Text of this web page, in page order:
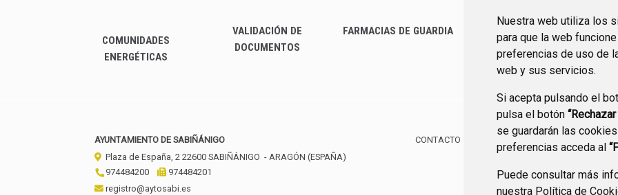
Nuestra web utiliza los
para que la web
preferencias de uso de
web y sus servicios.
Si acepta pulsando el
pulsa el botón
se guardarán las
preferencias acceda al
Puede consultar más
nuestra Política de
COMUNIDADES
ENERGÉTICAS
VALIDACIÓN DE
DOCUMENTOS
FARMACIAS DE GUARDIA
CANAL YOUTUBE
AYUNTAMIENTO DE SABIÑÁNIGO
Plaza de España, 2 22600 SABIÑÁNIGO - ARAGÓN (ESPAÑA)
974484200
974484201
registro@aytosabi.es
CONTACTO